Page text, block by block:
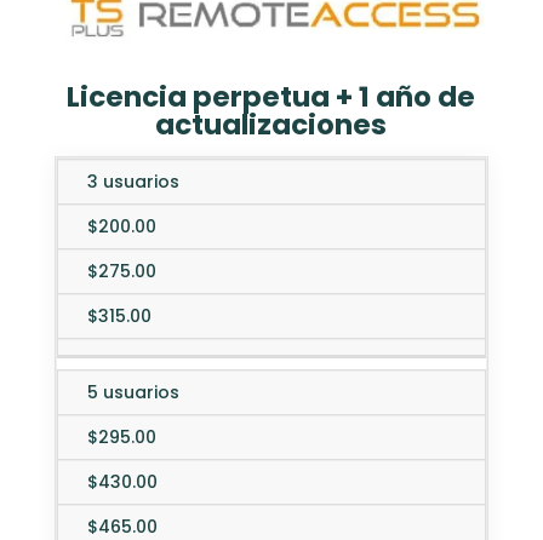
Licencia perpetua + 1 año de
actualizaciones
Editions
3 usuarios
$200.00
$275.00
$315.00
5 usuarios
$295.00
$430.00
$465.00